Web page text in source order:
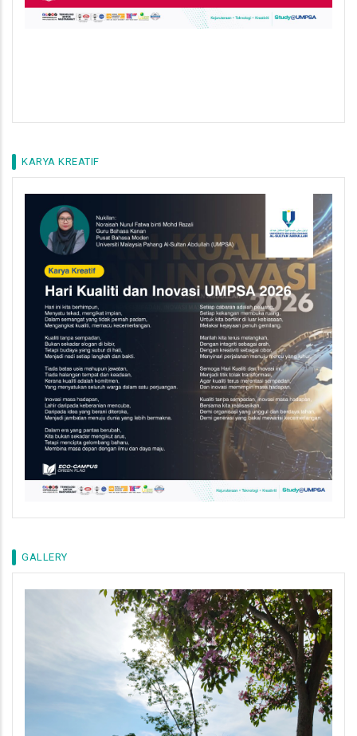
KARYA KREATIF
GALLERY